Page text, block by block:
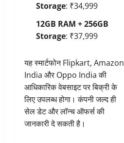
Storage: ₹34,999
12GB RAM + 256GB
Storage: ₹37,999
यह स्मार्टफोन Flipkart, Amazon
India और Oppo India की
आधिकारिक वेबसाइट पर बिक्री के
लिए उपलब्ध होगा। कंपनी जल्द ही
सेल डेट और लॉन्च ऑफर्स की
जानकारी दे सकती है।